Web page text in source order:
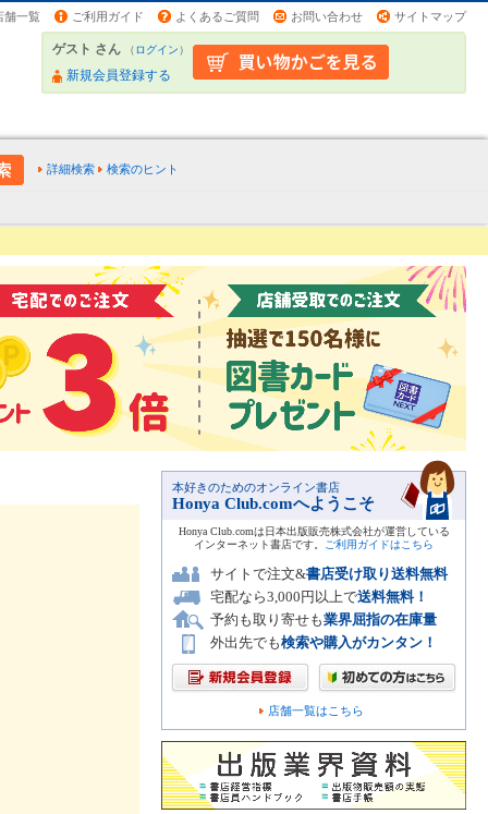
舗一覧 ご利用ガイド よくあるご質問 お問い合わせ サイトマップ
ゲスト さん （ログイン）
新規会員登録する
詳細検索 検索のヒント
本好きのためのオンライン書店
Honya Club.comへようこそ
Honya Club.comは日本出版販売株式会社が運営している
インターネット書店です。
ご利用ガイドはこちら
サイトで注文&書店受け取り送料無料
宅配なら3,000円以上で送料無料！
予約も取り寄せも業界屈指の在庫量
外出先でも検索や購入がカンタン！
店舗一覧はこちら